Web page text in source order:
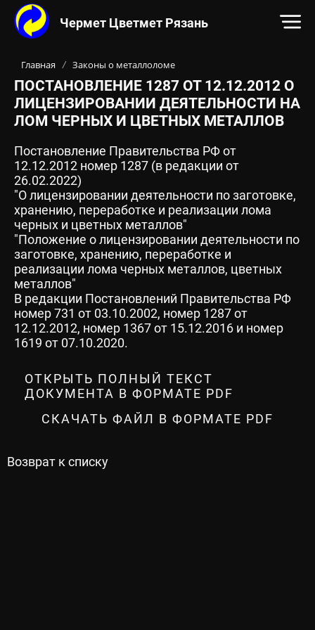
Чермет Цветмет Рязань
Контакты:
ОСНОВНОЙ КОНТЕНТ НА САЙТЕ
Главная / Законы о металлоломе
ПОСТАНОВЛЕНИЕ 1287 ОТ 12.12.2012 О
ЛИЦЕНЗИРОВАНИИ ДЕЯТЕЛЬНОСТИ НА
ЛОМ ЧЕРНЫХ И ЦВЕТНЫХ МЕТАЛЛОВ
Постановление Правительства РФ от
12.12.2012 номер 1287 (в редакции от
26.02.2022)
"О лицензировании деятельности по заготовке,
хранению, переработке и реализации лома
черных и цветных металлов"
"Положение о лицензировании деятельности по
заготовке, хранению, переработке и
реализации лома черных металлов, цветных
металлов"
В редакции Постановлений Правительства РФ
номер 731 от 03.10.2002, номер 1287 от
12.12.2012, номер 1367 от 15.12.2016 и номер
1619 от 07.10.2020.
ОТКРЫТЬ ПОЛНЫЙ ТЕКСТ
ДОКУМЕНТА В ФОРМАТЕ PDF
СКАЧАТЬ ФАЙЛ В ФОРМАТЕ PDF
Возврат к списку